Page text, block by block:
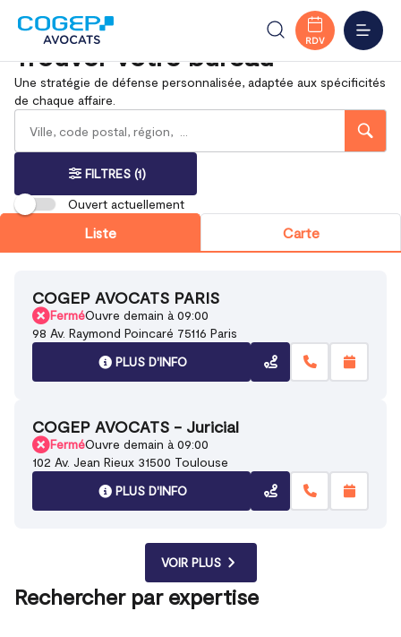
MENU
RDV
Accueil Trouver votre bureau Droit pénal
Trouver votre bureau
Une stratégie de défense personnalisée, adaptée aux spécificités
de chaque affaire.
Rechercher
Veuillez
renseigner
adresse
{{count}}
résultat(s)
FILTRES (1)
Ouvert actuellement
Liste Carte
COGEP AVOCATS PARIS
FerméOuvre demain à 09:00
98 Av. Raymond Poincaré 75116 Paris
PLUS D'INFO
COGEP AVOCATS - Juricial
FerméOuvre demain à 09:00
102 Av. Jean Rieux 31500 Toulouse
PLUS D'INFO
VOIR PLUS
Rechercher par expertise